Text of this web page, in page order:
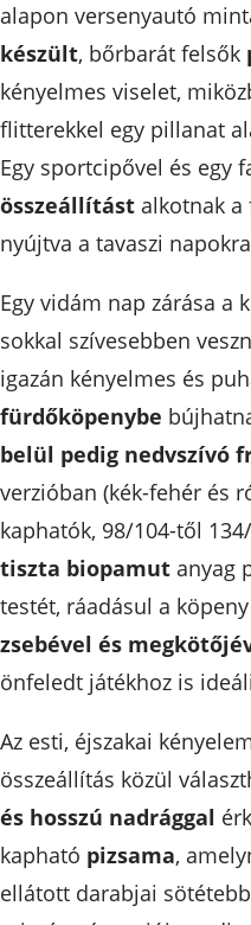
alapon versenyautó
készült, bőrbarát felsők
kényelmes viselet,
flitterekkel egy pillanat
Egy sportcipővel és egy
összeállítást alkotnak a
nyújtva a tavaszi
Egy vidám nap zárása a
sokkal szívesebben
igazán kényelmes és
fürdőköpenybe
belül pedig nedvszívó
verzióban (kék-fehér és
kaphatók, 98/104-től
tiszta biopamut anyag
testét, ráadásul a köpeny
zsebével és
önfeledt játékhoz is
Az esti, éjszakai
összeállítás közül
és hosszú nadrággal
kapható pizsama,
ellátott darabjai